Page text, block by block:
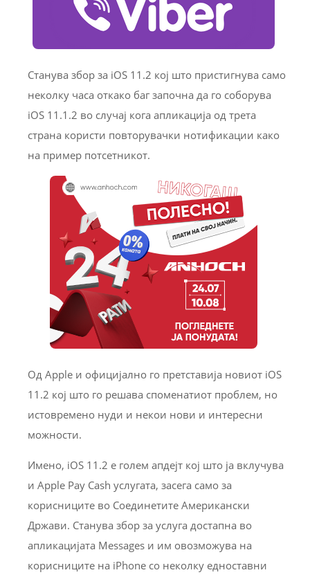
Станува збор за iOS 11.2 кој што пристигнува само
неколку часа откако баг започна да го соборува
iOS 11.1.2 во случај кога апликација од трета
страна користи повторувачки нотификации како
на пример потсетникот.
Од Apple и официјално го претставија новиот iOS
11.2 кој што го решава споменатиот проблем, но
истовремено нуди и некои нови и интересни
можности.
Имено, iOS 11.2 е голем апдејт кој што ја вклучува
и Apple Pay Cash услугата, засега само за
корисниците во Соединетите Американски
Држави. Станува збор за услуга достапна во
апликацијата Messages и им овозможува на
корисниците на iPhone со неколку едноставни